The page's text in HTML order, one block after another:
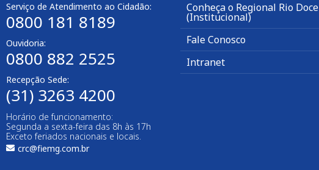
Serviço de Atendimento ao Cidadão:
0800 181 8189
Ouvidoria:
0800 882 2525
Recepção Sede:
(31) 3263 4200
Horário de funcionamento:
Segunda a sexta-feira das 8h às 17h
Exceto feriados nacionais e locais.
crc@fiemg.com.br
Conheça o Regional Rio Doce
(Institucional)
Fale Conosco
Intranet